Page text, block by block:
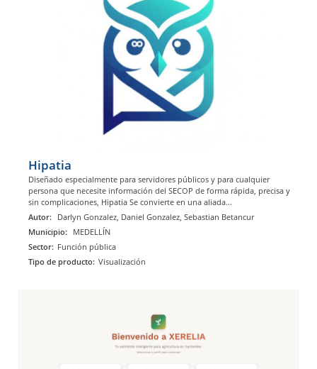
Hipatia
Diseñado especialmente para servidores públicos y para cualquier
persona que necesite información del SECOP de forma rápida, precisa y
sin complicaciones, Hipatia Se convierte en una aliada...
Autor: Darlyn Gonzalez, Daniel Gonzalez, Sebastian Betancur
Municipio: MEDELLÍN
Sector: Función pública
Tipo de producto: Visualización